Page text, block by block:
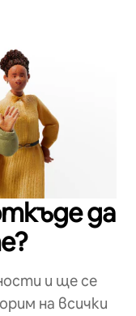
да
и ще се
на всички